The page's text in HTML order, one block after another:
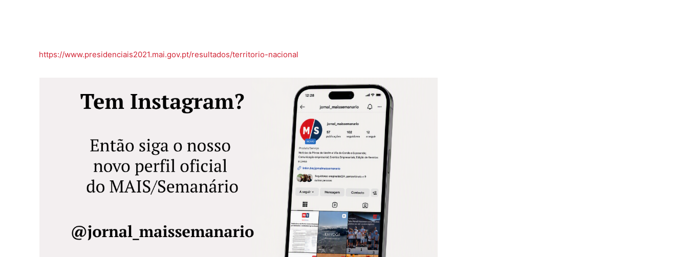
https://www.presidenciais2021.mai.gov.pt/resultados/territorio-nacional